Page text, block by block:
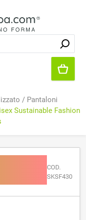
/ Pantaloni
Sustainable Fashion
COD.
SKSF430